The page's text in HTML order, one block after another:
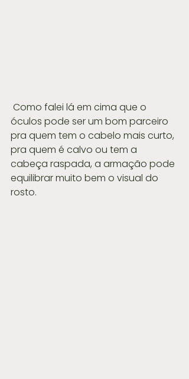
óculos pode ser um bom parceiro
pra quem tem o cabelo mais curto,
pra quem é calvo ou tem a
cabeça raspada, a armação pode
equilibrar muito bem o visual do
rosto.